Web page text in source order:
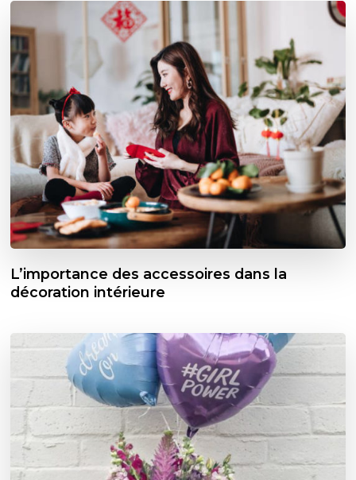
L’importance des accessoires dans la
décoration intérieure